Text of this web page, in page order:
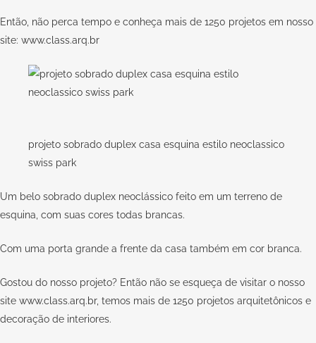
Então, não perca tempo e conheça mais de 1250 projetos em nosso
site: www.class.arq.br
projeto sobrado duplex casa esquina estilo neoclassico
swiss park
Um belo sobrado duplex neoclássico feito em um terreno de
esquina, com suas cores todas brancas.
Com uma porta grande a frente da casa também em cor branca.
Gostou do nosso projeto? Então não se esqueça de visitar o nosso
site www.class.arq.br, temos mais de 1250 projetos arquitetônicos e
decoração de interiores.